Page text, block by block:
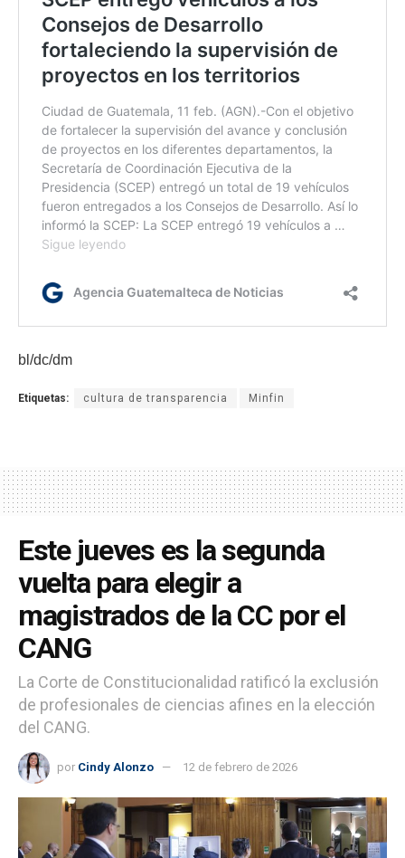
bl/dc/dm
Etiquetas: cultura de transparencia Minfin
Este jueves es la segunda
vuelta para elegir a
magistrados de la CC por el
CANG
La Corte de Constitucionalidad ratificó la exclusión
de profesionales de ciencias afines en la elección
del CANG.
por Cindy Alonzo 12 de febrero de 2026